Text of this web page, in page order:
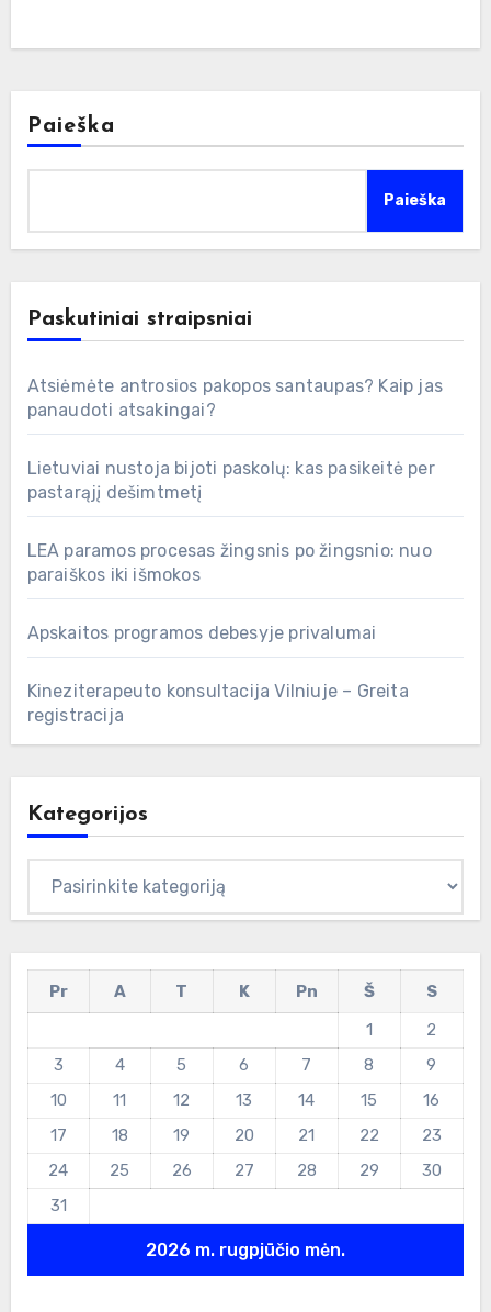
Paieška
Paieška
Paskutiniai straipsniai
Atsiėmėte antrosios pakopos santaupas? Kaip jas
panaudoti atsakingai?
Lietuviai nustoja bijoti paskolų: kas pasikeitė per
pastarąjį dešimtmetį
LEA paramos procesas žingsnis po žingsnio: nuo
paraiškos iki išmokos
Apskaitos programos debesyje privalumai
Kineziterapeuto konsultacija Vilniuje – Greita
registracija
Kategorijos
2026 m. rugpjūčio mėn.
Pr A T K Pn Š
S
1
2
3
4 5 6 7 8
9
10
11 12 13 14 15
16
17
18 19 20 21 22
23
24
25 26 27 28 29
30
31